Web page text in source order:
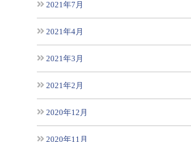
2021年7月
2021年4月
2021年3月
2021年2月
2020年12月
2020年11月